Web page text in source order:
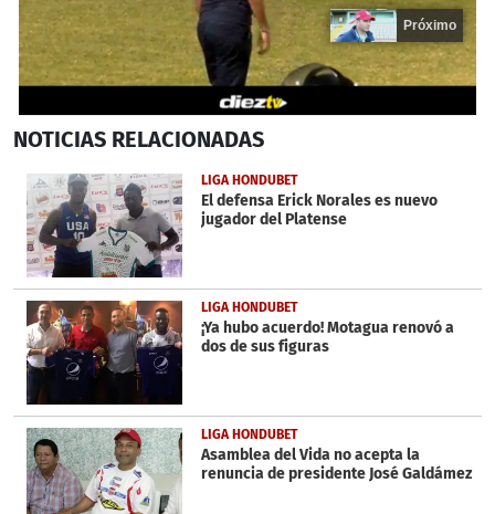
seconds
19
seconds
Próximo
NOTICIAS RELACIONADAS
LIGA HONDUBET
El defensa Erick Norales es nuevo
jugador del Platense
LIGA HONDUBET
¡Ya hubo acuerdo! Motagua renovó a
dos de sus figuras
LIGA HONDUBET
Asamblea del Vida no acepta la
renuncia de presidente José Galdámez